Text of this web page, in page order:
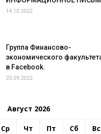
14.10.2022
Группа Финансово-
экономического
в Facebook.
25.09.2022
Август 2026
Ср Чт Пт Сб Вс